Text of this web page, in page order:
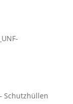
Schutzhüllen